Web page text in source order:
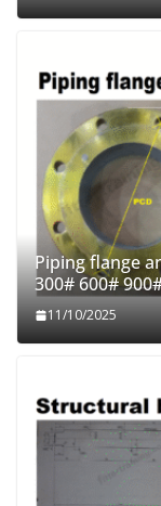
Piping flange
300# 600#
11/10/2025